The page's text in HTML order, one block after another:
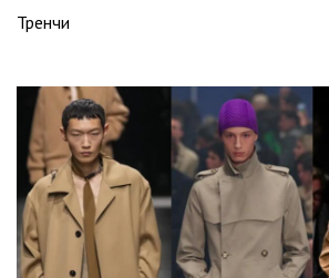
Тренчи